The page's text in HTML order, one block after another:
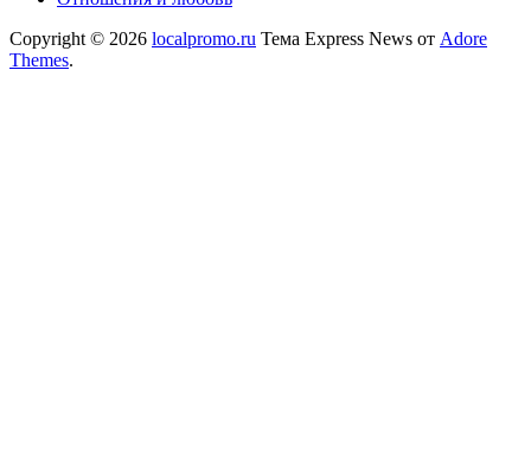
Copyright © 2026 localpromo.ru Тема Express News от Adore
Themes.